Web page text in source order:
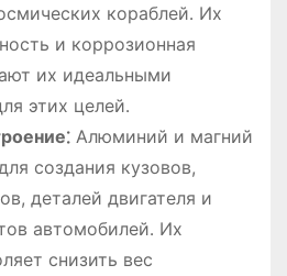
кораблей․ Их
и коррозионная
их идеальными
этих целей․
Алюминий и магний
создания кузовов,
деталей двигателя и
автомобилей․ Их
снизить вес